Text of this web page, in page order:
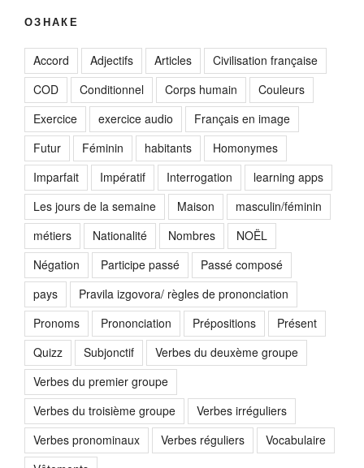
ОЗНАКЕ
Accord Adjectifs Articles
Civilisation française
COD
Conditionnel Corps humain
Couleurs
Exercice
exercice audio
Français en image
Futur
Féminin habitants
Homonymes
Imparfait
Impératif Interrogation
learning apps
Les jours de la semaine
Maison
masculin/féminin
métiers
Nationalité Nombres
NOËL
Négation
Participe passé
Passé composé
pays
Pravila izgovora/ règles de prononciation
Pronoms
Prononciation Prépositions
Présent
Quizz
Subjonctif
Verbes du deuxème groupe
Verbes du premier groupe
Verbes du troisième groupe
Verbes irréguliers
Verbes pronominaux
Verbes réguliers
Vocabulaire